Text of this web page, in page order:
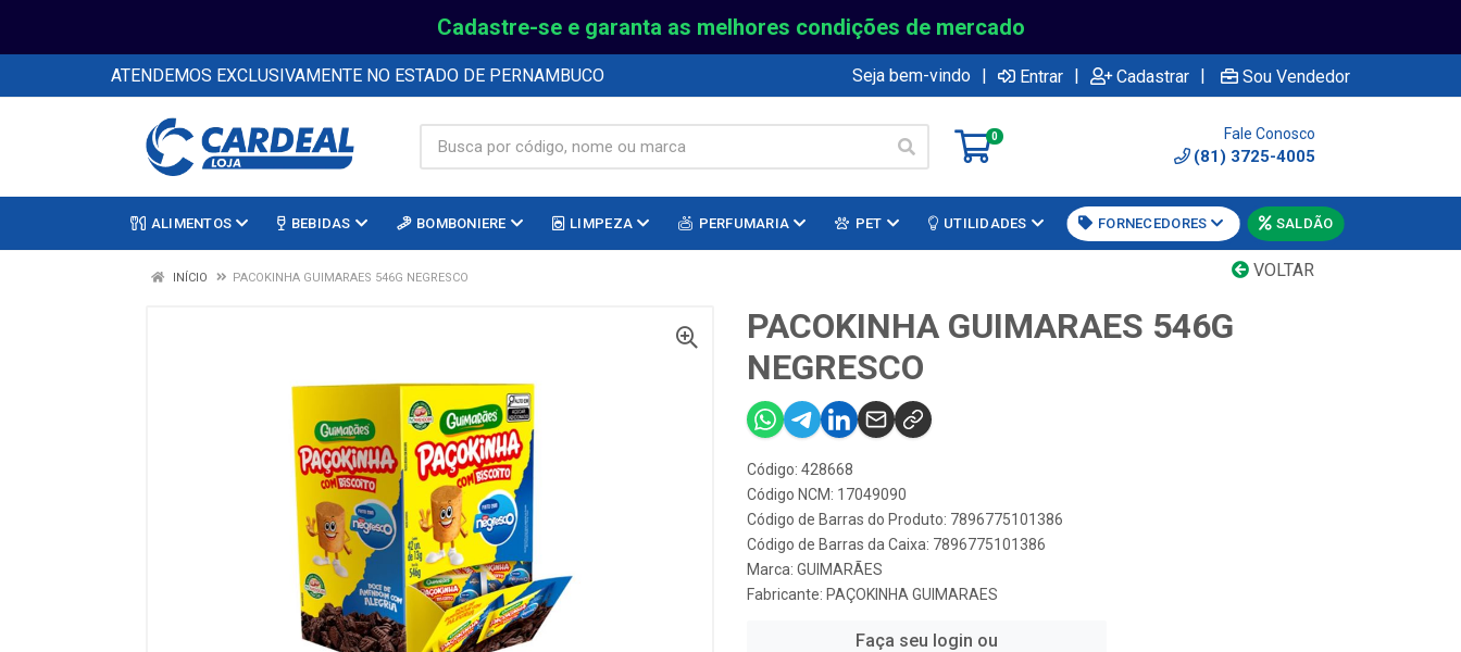
Cadastre-se e garanta as melhores condições de mercado
ATENDEMOS EXCLUSIVAMENTE NO ESTADO DE PERNAMBUCO Seja bem-vindo | Entrar | Cadastrar | Sou Vendedor
0 Fale Conosco
(81) 3725-4005
ALIMENTOS BEBIDAS BOMBONIERE LIMPEZA PERFUMARIA PET UTILIDADES FORNECEDORES SALDÃO
VOLTAR
INÍCIO PACOKINHA GUIMARAES 546G NEGRESCO
PACOKINHA GUIMARAES 546G
NEGRESCO
Código: 428668
Código NCM: 17049090
Código de Barras do Produto: 7896775101386
Código de Barras da Caixa: 7896775101386
Marca: GUIMARÃES
Fabricante: PAÇOKINHA GUIMARAES
Faça seu login ou